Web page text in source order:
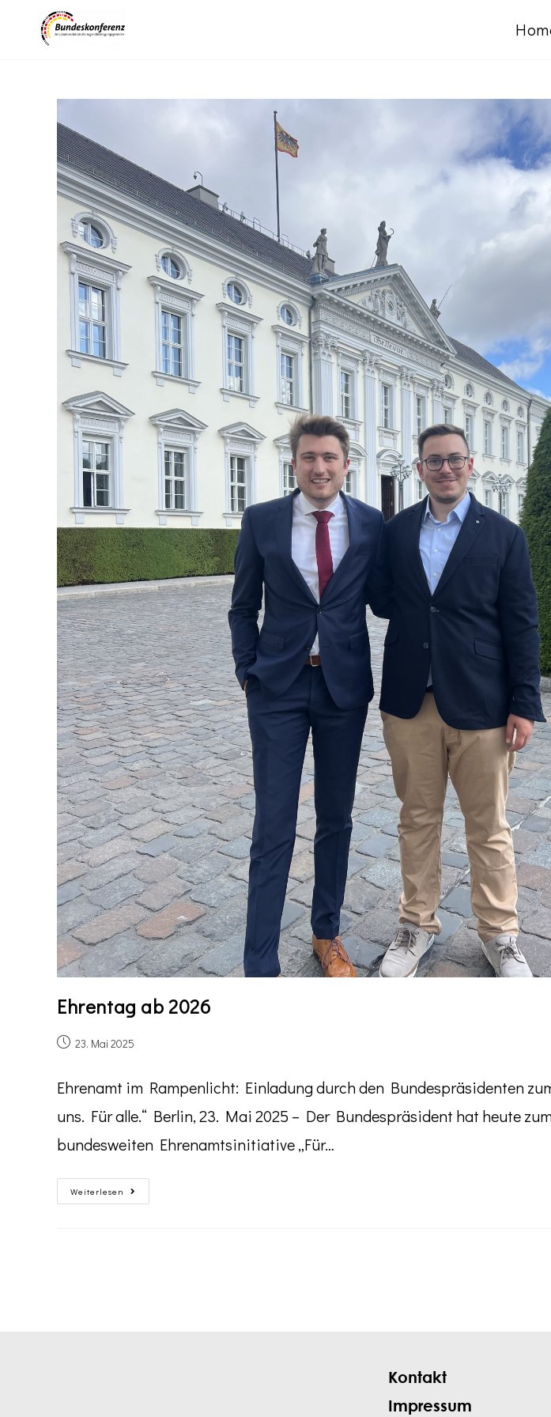
Ehrentag ab 2026
23. Mai 2025
Ehrenamt im Rampenlicht: Einladung durch den Bundespräsidenten
uns. Für alle.“ Berlin, 23. Mai 2025 – Der Bundespräsident hat heute
bundesweiten Ehrenamtsinitiative „Für…
Weiterlesen
Kontakt
Impressum